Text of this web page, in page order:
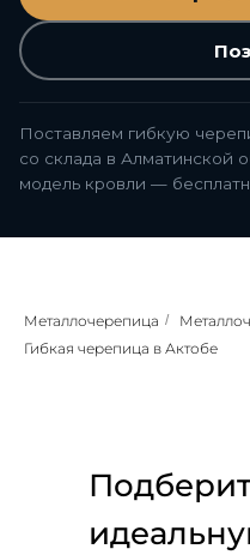
Поставляем гибкую
со склада в Алматинской
модель кровли —
Металлочерепица /
Гибкая черепица в Актобе